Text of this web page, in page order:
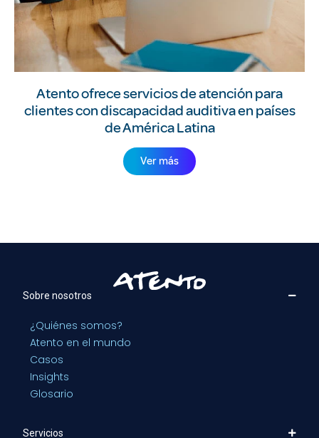
Atento ofrece servicios de atención para
clientes con discapacidad auditiva en países
de América Latina
Ver más
Sobre nosotros
¿Quiénes somos?
Atento en el mundo
Casos
Insights
Glosario
Servicios